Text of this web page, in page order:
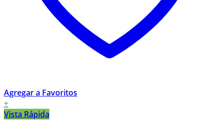
Agregar a Favoritos
+
Vista Rápida